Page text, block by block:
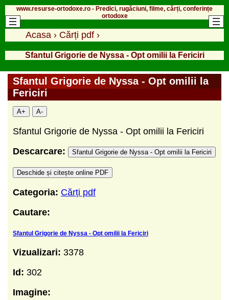
www.resurse-ortodoxe.ro - Predici, rugăciuni, filme, cărți, conferințe
ortodoxe
Acasa › Cărți pdf ›
Sfantul Grigorie de Nyssa - Opt omilii la Fericiri
Sfantul Grigorie de Nyssa - Opt omilii la
Fericiri
A+ A-
Sfantul Grigorie de Nyssa - Opt omilii la Fericiri
Descarcare:
Sfantul Grigorie de Nyssa - Opt omilii la Fericiri
Deschide și citește online PDF
Categoria: Cărți pdf
Cautare:
Sfantul Grigorie de Nyssa - Opt omilii la Fericiri
Vizualizari: 3378
Id: 302
Imagine: